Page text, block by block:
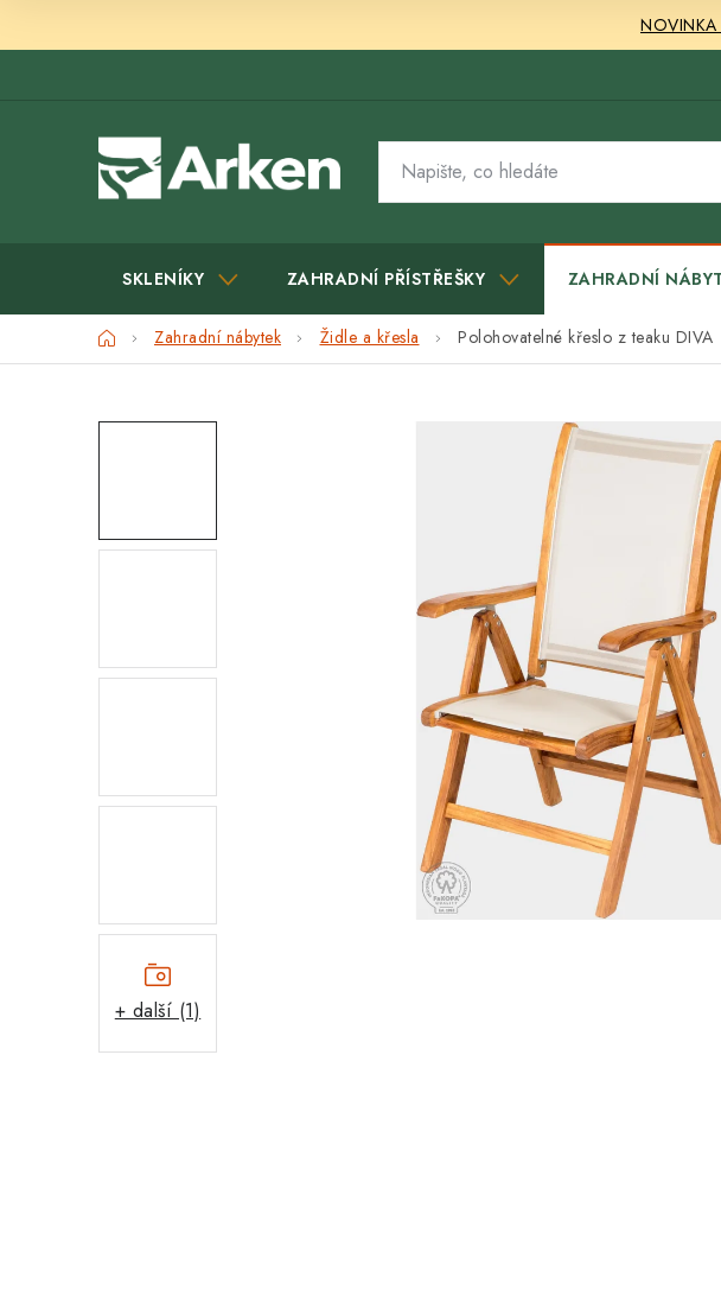
SKLENÍKY ZAHRADNÍ PŘÍSTŘEŠKY ZAHRADNÍ
DomůZahradní nábytek Židle a křesla Polohovatelné křeslo z teaku DIVA
+ další (1)